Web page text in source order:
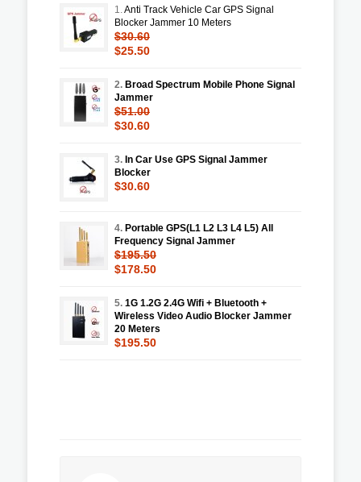
1.Anti Track Vehicle Car GPS Signal
Blocker Jammer 10 Meters
$30.60
$25.50
2. Broad Spectrum Mobile Phone Signal
Jammer
$51.00
$30.60
3. In Car Use GPS Signal Jammer
Blocker
$30.60
4. Portable GPS(L1 L2 L3 L4 L5) All
Frequency Signal Jammer
$195.50
$178.50
5. 1G 1.2G 2.4G Wifi + Bluetooth +
Wireless Video Audio Blocker Jammer
20 Meters
$195.50